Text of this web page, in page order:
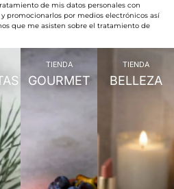
de mis datos personales con
promocionarlos por medios electrónicos así
que me asisten sobre el tratamiento de
TIENDA
GOURMET
TIENDA
BELLEZA